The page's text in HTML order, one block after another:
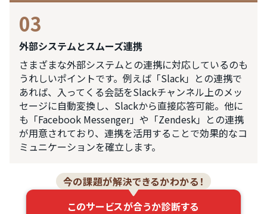
03
外部システムとスムーズ連携
さまざまな外部システムとの連携に対応しているのも
うれしいポイントです。例えば「Slack」との連携で
あれば、入ってくる会話をSlackチャンネル上のメッ
セージに自動変換し、Slackから直接応答可能。他に
も「Facebook Messenger」や「Zendesk」との連携
が用意されており、連携を活用することで効果的なコ
ミュニケーションを確立します。
今の課題が解決できるかわかる！
このサービスが合うか診断する